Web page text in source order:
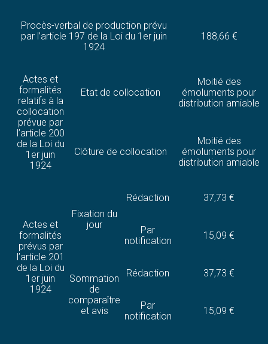
Procès-verbal de production prévu
par l’article 197 de la Loi du 1er juin
1924
188,66 €
Actes et
formalités
relatifs à la
collocation
prévue par
l’article 200
de la Loi du
1er juin
1924
Etat de collocation
Moitié des
émoluments pour
distribution amiable
Clôture de collocation
Moitié des
émoluments pour
distribution amiable
Actes et
formalités
prévus par
l’article 201
de la Loi du
1er juin
1924
Fixation du
jour
Rédaction 37,73 €
Par
notification
15,09 €
Sommation
de
comparaître
et avis
Rédaction 37,73 €
Par
notification
15,09 €